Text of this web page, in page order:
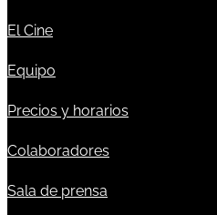
El Cine
Equipo
Precios y horarios
Colaboradores
Sala de prensa